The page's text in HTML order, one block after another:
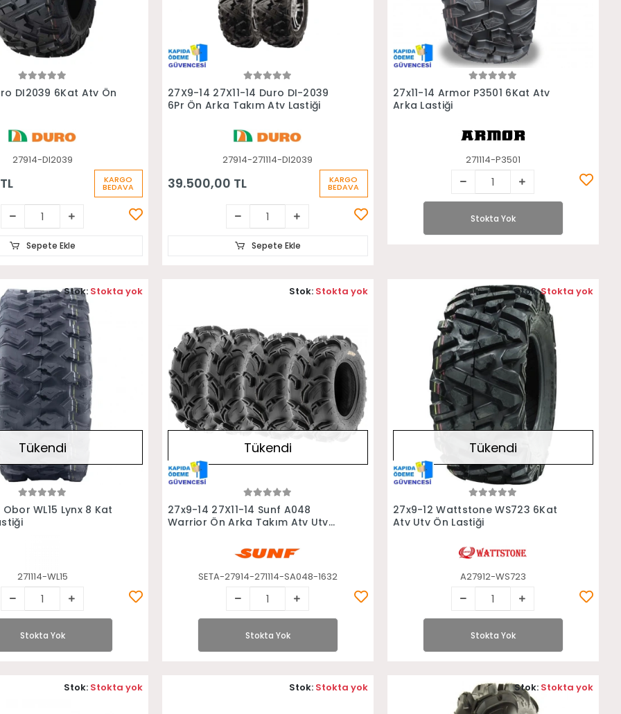
Sepete Ekle
DI2039 6Kat Atv Ön
27914-DI2039
KARGO
BEDAVA
Sepete Ekle
Sepete Ekle
27X9-14 27X11-14 Duro DI-2039
6Pr Ön Arka Takım Atv Lastiği
27914-271114-DI2039
39.500,00 TL KARGO
BEDAVA
Sepete Ekle
Stokta Yok
27x11-14 Armor P3501 6Kat Atv
Arka Lastiği
271114-P3501
Stokta Yok
Yok
Tükendi
Obor WL15 Lynx 8 Kat
271114-WL15
Stok: Stokta yok
Stokta Yok
Stokta Yok
Tükendi
27x9-14 27X11-14 Sunf A048
Warrior Ön Arka Takım Atv Utv
SETA-27914-271114-SA048-1632
Stok: Stokta yok
Stokta Yok
Stokta Yok
Tükendi
27x9-12 Wattstone WS723 6Kat
Atv Utv Ön Lastiği
A27912-WS723
Stok:Stokta yok
Stokta Yok
Stok: Stokta yok Stok: Stokta yok Stok: Stokta yok